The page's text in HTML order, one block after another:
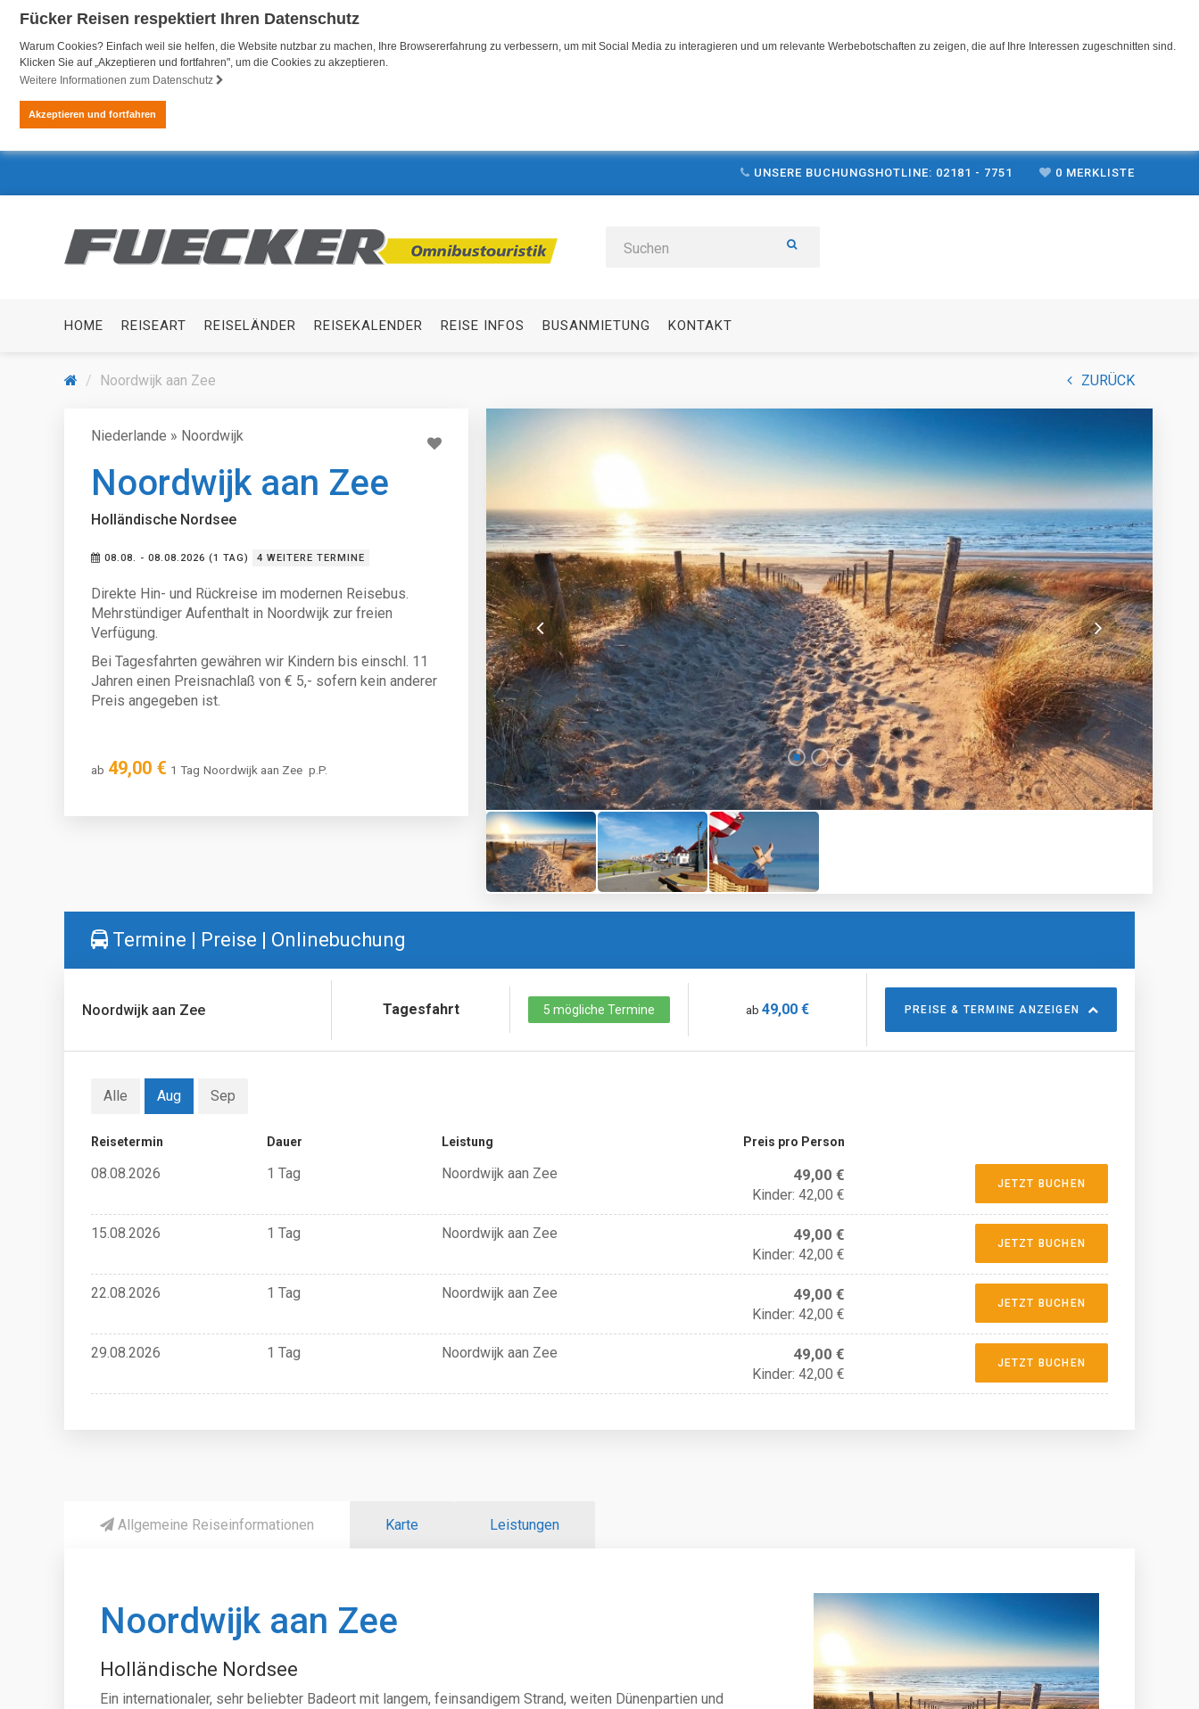
Fücker Reisen respektiert Ihren Datenschutz
Warum Cookies? Einfach weil sie helfen, die Website nutzbar zu machen, Ihre Browsererfahrung zu verbessern, um mit Social Media zu interagieren und um relevante Werbebotschaften zu zeigen, die auf Ihre Interessen zugeschnitten sind.
Klicken Sie auf „Akzeptieren und fortfahren", um die Cookies zu akzeptieren.
Weitere Informationen zum Datenschutz
Akzeptieren und fortfahren
0 MERKLISTE
UNSERE BUCHUNGSHOTLINE: 02181 - 7751
HOME REISEART REISELÄNDER REISEKALENDER REISE INFOS BUSANMIETUNG KONTAKT
Noordwijk aan Zee ZURÜCK
Niederlande » Noordwijk
Noordwijk aan Zee
Holländische Nordsee
08.08. - 08.08.2026 (1 TAG) 4 WEITERE TERMINE
Direkte Hin- und Rückreise im modernen Reisebus.
Mehrstündiger Aufenthalt in Noordwijk zur freien
Verfügung.
Bei Tagesfahrten gewähren wir Kindern bis einschl. 11
Jahren einen Preisnachlaß von € 5,- sofern kein anderer
Preis angegeben ist.
ab 49,00 € 1 Tag Noordwijk aan Zee p.P.
Termine | Preise | Onlinebuchung
Noordwijk aan Zee Tagesfahrt 5 mögliche Termine ab 49,00 € PREISE & TERMINE ANZEIGEN
Alle Aug Sep
Reisetermin Dauer Leistung Preis pro Person
08.08.2026 1 Tag Noordwijk aan Zee 49,00 €
Kinder: 42,00 €
JETZT BUCHEN
15.08.2026 1 Tag Noordwijk aan Zee 49,00 €
Kinder: 42,00 €
JETZT BUCHEN
22.08.2026 1 Tag Noordwijk aan Zee 49,00 €
Kinder: 42,00 €
JETZT BUCHEN
29.08.2026 1 Tag Noordwijk aan Zee 49,00 €
Kinder: 42,00 €
JETZT BUCHEN
Allgemeine Reiseinformationen Karte Leistungen
Noordwijk aan Zee
Holländische Nordsee
Ein internationaler, sehr beliebter Badeort mit langem, feinsandigem Strand, weiten Dünenpartien und